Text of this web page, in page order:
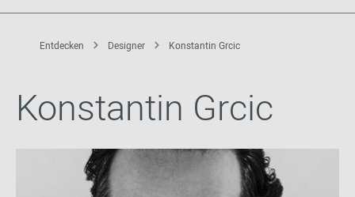
Entdecken Designer Konstantin Grcic
Konstantin Grcic